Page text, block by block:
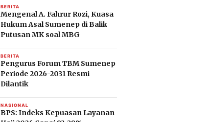
BERITA
Mengenal A. Fahrur Rozi, Kuasa
Hukum Asal Sumenep di Balik
Putusan MK soal MBG
BERITA
Pengurus Forum TBM Sumenep
Periode 2026-2031 Resmi
Dilantik
NASIONAL
BPS: Indeks Kepuasan Layanan